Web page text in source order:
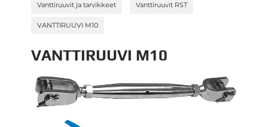
Vanttiruuvit ja tarvikkeet Vanttiruuvit RST
VANTTIRUUVI M10
VANTTIRUUVI M10